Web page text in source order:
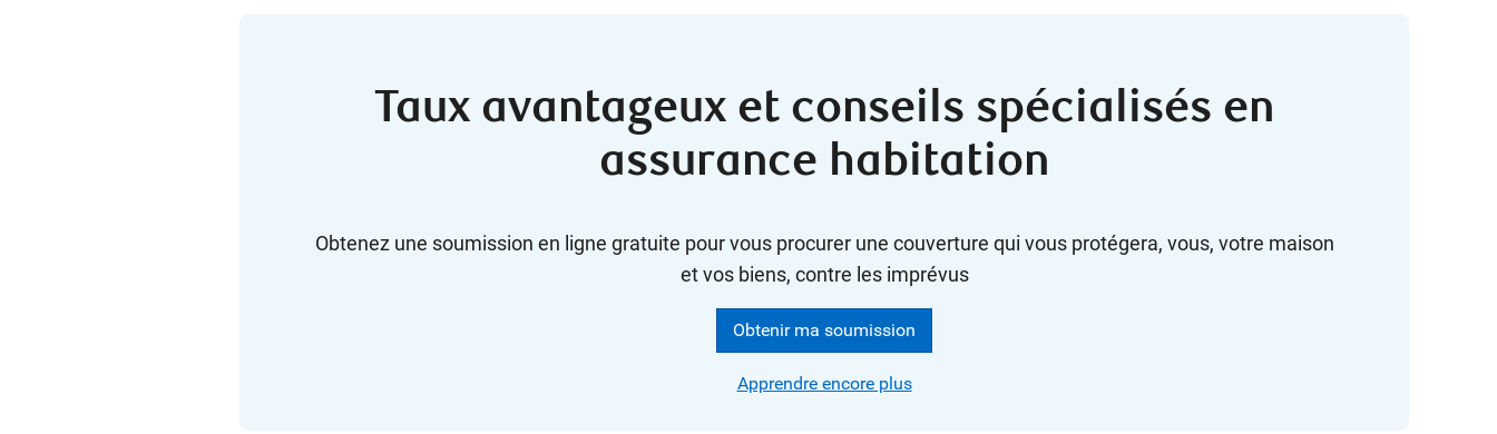
Taux avantageux et conseils spécialisés en
assurance habitation
Obtenez une soumission en ligne gratuite pour vous procurer une couverture qui vous protégera, vous, votre maison
et vos biens, contre les imprévus
Obtenir ma soumission
Apprendre encore plus